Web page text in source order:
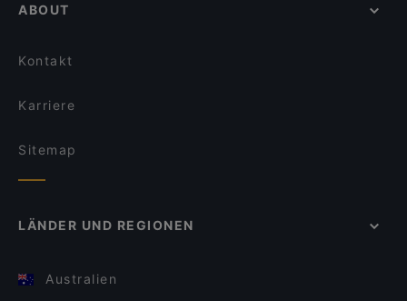
ABOUT
Kontakt
Karriere
Sitemap
LÄNDER UND REGIONEN
Australien